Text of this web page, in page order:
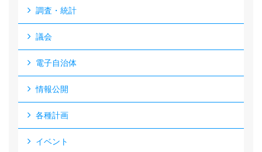
調査・統計
議会
電子自治体
情報公開
各種計画
イベント